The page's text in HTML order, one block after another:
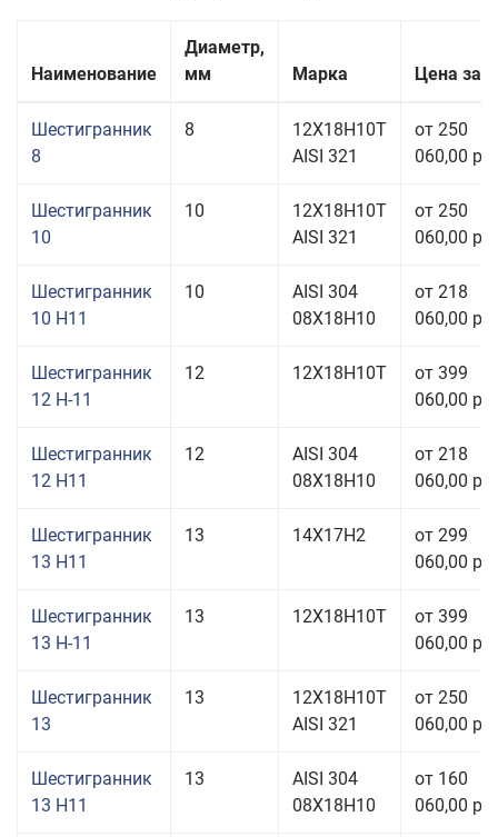
Наименование
Диаметр,
мм
Марка Цена за
Шестигранник
8
8
12Х18Н10Т
AISI 321
от 250
060,00
Шестигранник
10
10
12Х18Н10Т
AISI 321
от 250
060,00
Шестигранник
10 H11
10
AISI 304
08Х18Н10
от 218
060,00
Шестигранник
12 Н-11
12 12Х18Н10Т
от 399
060,00
Шестигранник
12 H11
12
AISI 304
08Х18Н10
от 218
060,00
Шестигранник
13 H11
13 14Х17Н2
от 299
060,00
Шестигранник
13 Н-11
13 12Х18Н10Т
от 399
060,00
Шестигранник
13
13
12Х18Н10Т
AISI 321
от 250
060,00
Шестигранник
13 H11
13
AISI 304
08Х18Н10
от 160
060,00